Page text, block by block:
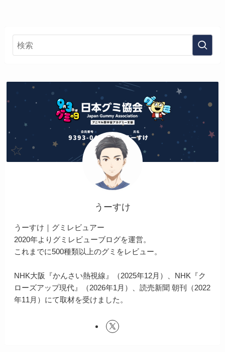
うーすけ
うーすけ｜グミレビュアー
2020年よりグミレビューブログを運営。
これまでに500種類以上のグミをレビュー。
NHK大阪『かんさい熱視線』（2025年12月）、NHK『ク
ローズアップ現代』（2026年1月）、読売新聞 朝刊（2022
年11月）にて取材を受けました。